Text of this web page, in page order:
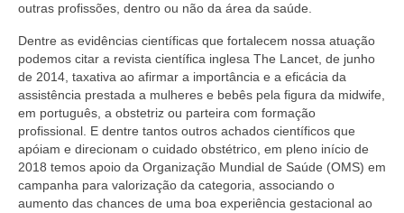
Editais e licitação
Eleições
Fiscalização
Responsabilidade Técnica
Legislações
Decisões
outras profissões, dentro ou não da área da saúde.
Dentre as evidências científicas que fortalecem nossa atuação
podemos citar a revista científica inglesa The Lancet, de junho
de 2014, taxativa ao afirmar a importância e a eficácia da
assistência prestada a mulheres e bebês pela figura da midwife,
em português, a obstetriz ou parteira com formação
profissional. E dentre tantos outros achados científicos que
apóiam e direcionam o cuidado obstétrico, em pleno início de
2018 temos apoio da Organização Mundial de Saúde (OMS) em
campanha para valorização da categoria, associando o
aumento das chances de uma boa experiência gestacional ao